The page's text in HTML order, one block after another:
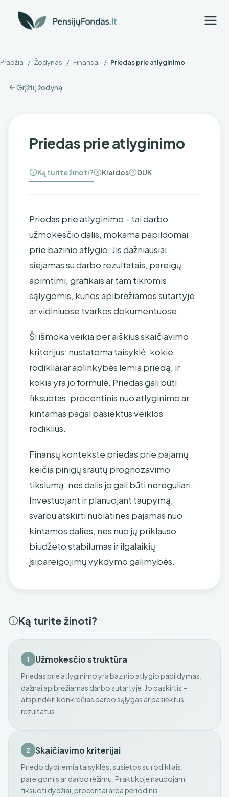
Pradžia / Žodynas / Finansai / Priedas prie atlyginimo
Grįžti į žodyną
Priedas prie atlyginimo
Ką turite žinoti? Klaidos DUK
Priedas prie atlyginimo – tai darbo
užmokesčio dalis, mokama papildomai
prie bazinio atlygio. Jis dažniausiai
siejamas su darbo rezultatais, pareigų
apimtimi, grafikais ar tam tikromis
sąlygomis, kurios apibrėžiamos sutartyje
ar vidiniuose tvarkos dokumentuose.
Ši išmoka veikia per aiškius skaičiavimo
kriterijus: nustatoma taisyklė, kokie
rodikliai ar aplinkybės lemia priedą, ir
kokia yra jo formulė. Priedas gali būti
fiksuotas, procentinis nuo atlyginimo ar
kintamas pagal pasiektus veiklos
rodiklius.
Finansų kontekste priedas prie pajamų
keičia pinigų srautų prognozavimo
tikslumą, nes dalis jo gali būti nereguliari.
Investuojant ir planuojant taupymą,
svarbu atskirti nuolatines pajamas nuo
kintamos dalies, nes nuo jų priklauso
biudžeto stabilumas ir ilgalaikių
įsipareigojimų vykdymo galimybės.
Ką turite žinoti?
1 Užmokesčio struktūra
Priedas prie atlyginimo yra bazinio atlygio papildymas,
dažnai apibrėžiamas darbo sutartyje. Jo paskirtis –
atspindėti konkrečias darbo sąlygas ar pasiektus
rezultatus.
2 Skaičiavimo kriterijai
Priedo dydį lemia taisyklės, susietos su rodikliais,
pareigomis ar darbo režimu. Praktikoje naudojami
fiksuoti dydžiai, procentai arba periodinis